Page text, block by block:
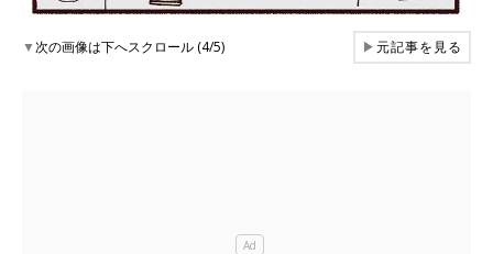
▼次の画像は下へスクロール (4/5) ▶元記事を見る